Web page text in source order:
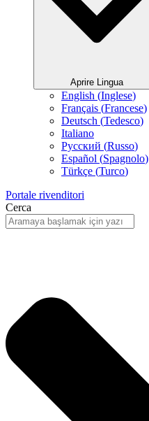
Aprire Lingua
English (Inglese)
Français (Francese)
Deutsch (Tedesco)
Italiano
Русский (Russo)
Español (Spagnolo)
Türkçe (Turco)
Portale rivenditori
Cerca